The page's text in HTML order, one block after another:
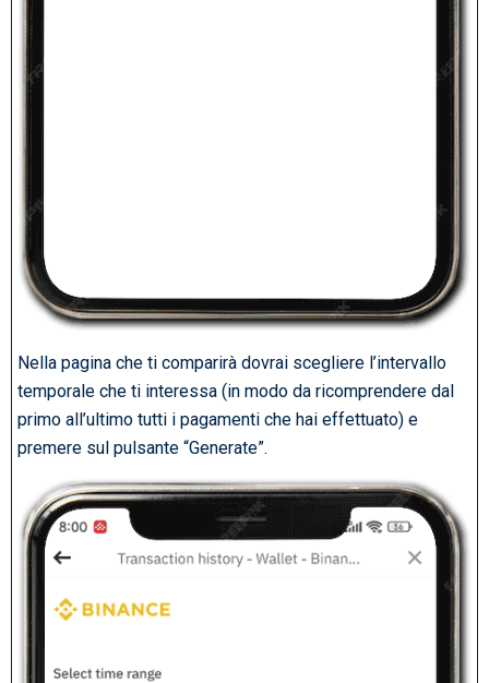
Nella pagina che ti comparirà dovrai scegliere l’intervallo
temporale che ti interessa (in modo da ricomprendere dal
primo all’ultimo tutti i pagamenti che hai effettuato) e
premere sul pulsante “Generate”.